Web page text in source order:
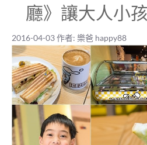
廳》讓大人小
2016-04-03 | 樂
2016-04-03作者: 樂爸 happy88